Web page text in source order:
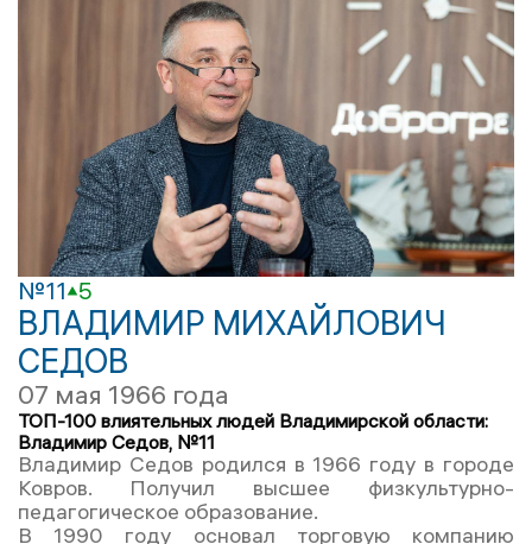
№11 5
ВЛАДИМИР МИХАЙЛОВИЧ
СЕДОВ
07 мая 1966 года
ТОП-100 влиятельных людей Владимирской области:
Владимир Седов, №11
Владимир Седов родился в 1966 году в городе
Ковров. Получил высшее физкультурно-
педагогическое образование.
В 1990 году основал торговую компанию